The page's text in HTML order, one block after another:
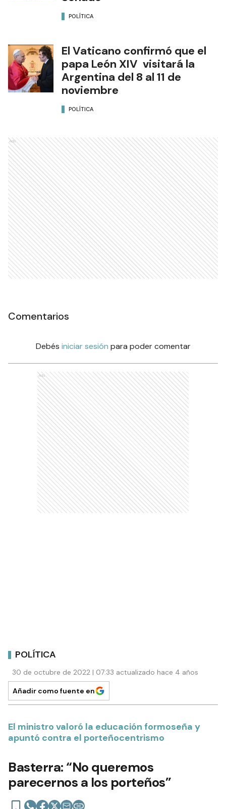
POLÍTICA
El Vaticano confirmó que el
papa León XIV visitará la
Argentina del 8 al 11 de
noviembre
POLÍTICA
Ads
Comentarios
Debés iniciar sesión para poder comentar
Ads
POLÍTICA
30 de octubre de 2022 | 07:33 actualizado hace 4 años
Añadir como fuente en
El ministro valoró la educación formoseña y
apuntó contra el porteñocentrismo
Basterra: “No queremos
parecernos a los porteños”